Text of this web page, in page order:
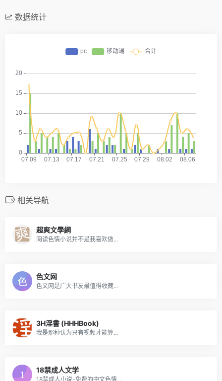
数据统计
相关导航
超爽文學網
阅读色情小说并不是我喜欢做...
色文网
色文网是广大书友最值得收藏...
3H淫書 (HHHBook)
我是那种认为只有视频才能算...
18禁成人文学
18禁成人小说-免费的中文色情...